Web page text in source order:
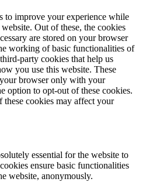
to improve your experience while
Out of these, the cookies
are stored on your browser
working of basic functionalities of
party cookies that help us
you use this website. These
browser only with your
option to opt-out of these cookies.
cookies may affect your
essential for the website to
ensure basic functionalities
website, anonymously.